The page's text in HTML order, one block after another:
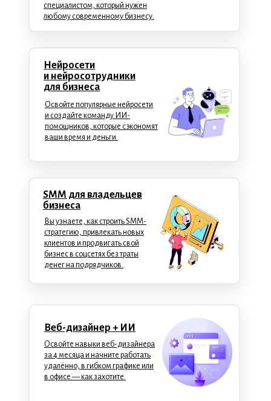
Вы узнаете, как строить SMM-
стратегию, привлекать новых
клиентов и продвигать свой
бизнес в соцсетях без траты
денег на подрядчиков.
SMM для владельцев
бизнеса
Освойте популярные нейросети
и создайте команду ИИ-
помощников, которые сэкономят
ваши время и деньги.
Нейросети
и нейросотрудники
для бизнеса
специалистом, который нужен
любому современному бизнесу.
Веб-дизайнер + ИИ
Освойте навыки веб-дизайнера
за 4 месяца и начните работать
удалённо, в гибком графике или
в офисе — как захотите.